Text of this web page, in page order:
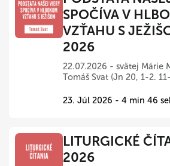
SPOČÍVA V
VZŤAHU S
2026
22.07.2026 - svätej Márie
Tomáš Svat (Jn 20, 1-2.
23. Júl 2026 - 4 min 46
LITURGICKÉ
2026